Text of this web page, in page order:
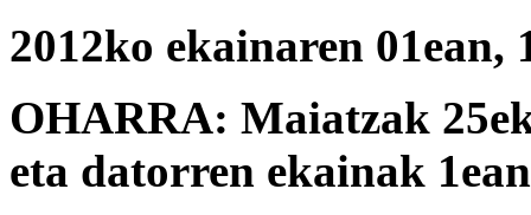
2012ko ekainaren 01ean,
OHARRA: Maiatzak
eta datorren ekainak